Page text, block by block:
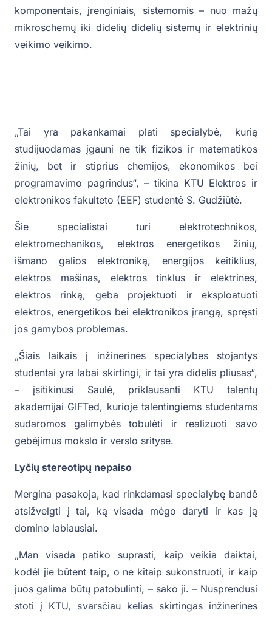
komponentais, įrenginiais, sistemomis – nuo mažų
mikroschemų iki didelių didelių sistemų ir elektrinių
veikimo veikimo.
„Tai yra pakankamai plati specialybė, kurią
studijuodamas įgauni ne tik fizikos ir matematikos
žinių, bet ir stiprius chemijos, ekonomikos bei
programavimo pagrindus“, – tikina KTU Elektros ir
elektronikos fakulteto (EEF) studentė S. Gudžiūtė.
Šie specialistai turi elektrotechnikos,
elektromechanikos, elektros energetikos žinių,
išmano galios elektroniką, energijos keitiklius,
elektros mašinas, elektros tinklus ir elektrines,
elektros rinką, geba projektuoti ir eksploatuoti
elektros, energetikos bei elektronikos įrangą, spręsti
jos gamybos problemas.
„Šiais laikais į inžinerines specialybes stojantys
studentai yra labai skirtingi, ir tai yra didelis pliusas“,
– įsitikinusi Saulė, priklausanti KTU talentų
akademijai GIFTed, kurioje talentingiems studentams
sudaromos galimybės tobulėti ir realizuoti savo
gebėjimus mokslo ir verslo srityse.
Lyčių stereotipų nepaiso
Mergina pasakoja, kad rinkdamasi specialybę bandė
atsižvelgti į tai, ką visada mėgo daryti ir kas ją
domino labiausiai.
„Man visada patiko suprasti, kaip veikia daiktai,
kodėl jie būtent taip, o ne kitaip sukonstruoti, ir kaip
juos galima būtų patobulinti, – sako ji. – Nusprendusi
stoti į KTU, svarsčiau kelias skirtingas inžinerines